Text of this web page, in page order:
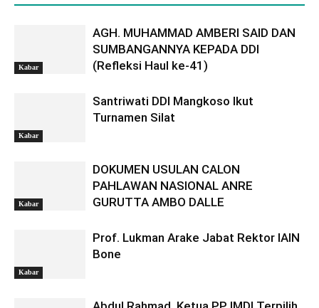
Kabar
AGH. MUHAMMAD AMBERI SAID DAN
SUMBANGANNYA KEPADA DDI
(Refleksi Haul ke-41)
Kabar
Santriwati DDI Mangkoso Ikut
Turnamen Silat
Kabar
DOKUMEN USULAN CALON
PAHLAWAN NASIONAL ANRE
GURUTTA AMBO DALLE
Kabar
Prof. Lukman Arake Jabat Rektor IAIN
Bone